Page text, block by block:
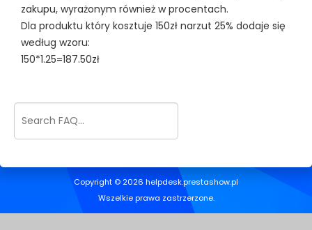
zakupu, wyrażonym również w procentach.
Dla produktu który kosztuje 150zł narzut 25% dodaje się
według wzoru:
150*1.25=187.50zł
Copyright © 2026 helpdesk.prestashow.pl
Wszelkie prawa zastrzerzone.